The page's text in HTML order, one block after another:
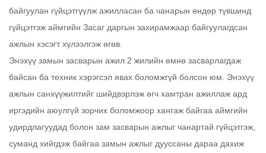
байгуулан гүйцэтгүүлж ажилласан ба чанарын өндөр түвшинд
гүйцэтгэж аймгийн Засаг даргын захирамжаар байгуулагдсан
ажлын хэсэгт хүлээлгэж өгөв.
Энэхүү замын засварын ажил 2 жилийн өмнө засварлагдаж
байсан ба техник хэрэгсэл явах боломжгүй болсон юм. Энэхүү
ажлын санхүүжилтийг шийдвэрлэж өгч хамтран ажиллаж ард
иргэдийн аюулгүй зорчих боломжоор хангаж байгаа аймгийн
удирдлагуудад болон зам засварын ажлыг чанартай гүйцэтгэж,
суманд хийгдэж байгаа замын ажлыг дууссаны дараа дахиж